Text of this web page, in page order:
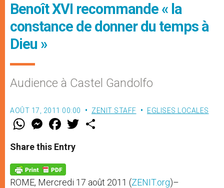
Benoît XVI recommande « la
constance de donner du temps à
Dieu »
Audience à Castel Gandolfo
AOÛT 17, 2011 00:00 ZENIT STAFF EGLISES LOCALES
W
t
s
p
p
M
e
s
e
g
e
r
F
a
e
b
o
k
w
Share this Entry
ROME, Mercredi 17 août 2011 (ZENIT.org)–